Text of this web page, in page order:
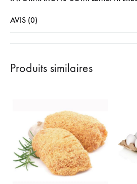
AVIS (0)
Produits similaires